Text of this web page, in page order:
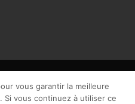
| Site web réalisé par
vous garantir la meilleure
vous continuez à utiliser ce